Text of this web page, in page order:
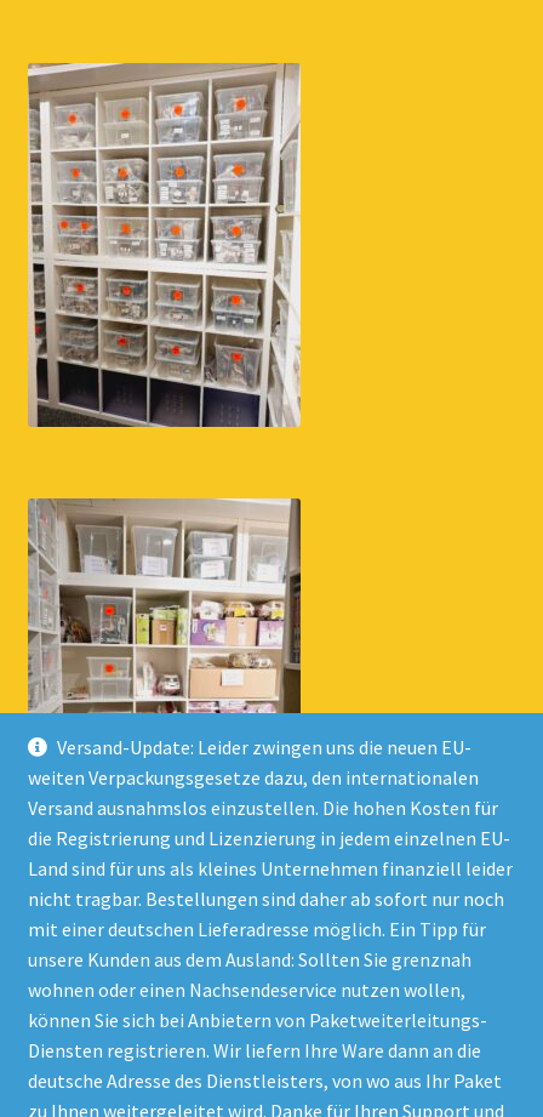
Versand-Update: Leider zwingen uns die neuen EU-
weiten Verpackungsgesetze dazu, den internationalen
Versand ausnahmslos einzustellen. Die hohen Kosten für
die Registrierung und Lizenzierung in jedem einzelnen EU-
Land sind für uns als kleines Unternehmen finanziell leider
nicht tragbar. Bestellungen sind daher ab sofort nur noch
mit einer deutschen Lieferadresse möglich. Ein Tipp für
unsere Kunden aus dem Ausland: Sollten Sie grenznah
wohnen oder einen Nachsendeservice nutzen wollen,
können Sie sich bei Anbietern von Paketweiterleitungs-
Diensten registrieren. Wir liefern Ihre Ware dann an die
deutsche Adresse des Dienstleisters, von wo aus Ihr Paket
zu Ihnen weitergeleitet wird. Danke für Ihren Support und
© Onlineshop Kinderlino 2026
Datenschutzerklärung
Erstellt mit WooCommerce.